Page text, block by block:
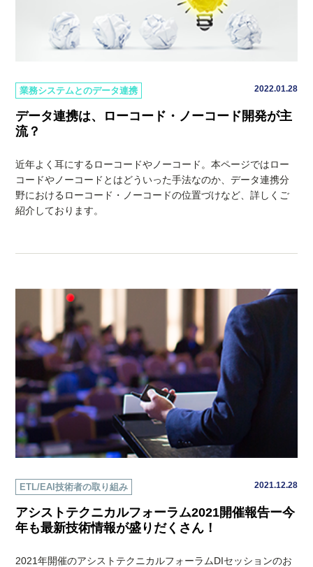
業務システムとのデータ連携 2022.01.28
データ連携は、ローコード・ノーコード開発が主
流？
近年よく耳にするローコードやノーコード。本ページではロー
コードやノーコードとはどういった手法なのか、データ連携分
野におけるローコード・ノーコードの位置づけなど、詳しくご
紹介しております。
ETL/EAI技術者の取り組み 2021.12.28
アシストテクニカルフォーラム2021開催報告ー今
年も最新技術情報が盛りだくさん！
2021年開催のアシストテクニカルフォーラムDIセッションのお